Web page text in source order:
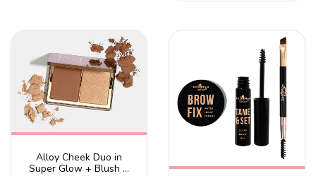
Alloy Cheek Duo in
Super Glow + Blush &